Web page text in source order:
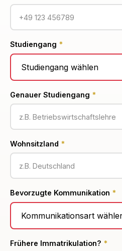
Studiengang *
Genauer Studiengang *
Wohnsitzland *
Bevorzugte Kommunikation *
Frühere Immatrikulation? *